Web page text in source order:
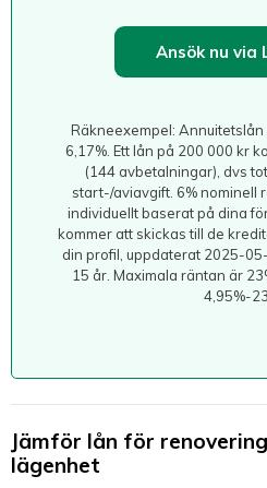
Ansök nu via
Räkneexempel:
6,17%. Ett lån på 200 000 kr
(144 avbetalningar), dvs
start-/aviavgift. 6% nominell
individuellt baserat på dina
kommer att skickas till de
din profil, uppdaterat 2025-
15 år. Maximala räntan är
4,95%-
Jämför lån för
lägenhet